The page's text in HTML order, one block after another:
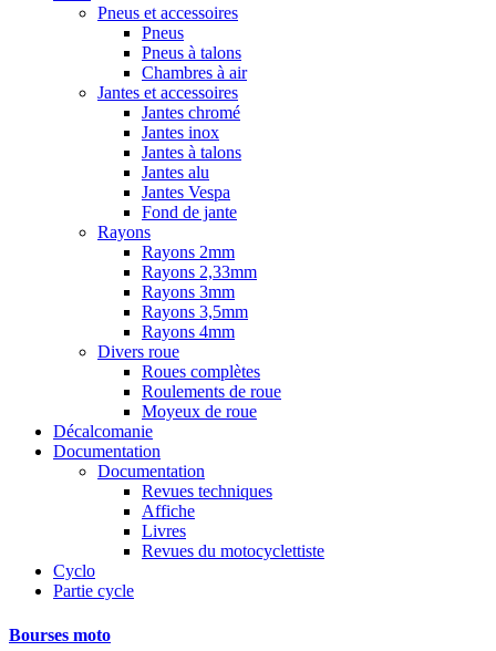
Pneus et accessoires
Pneus
Pneus à talons
Chambres à air
Jantes et accessoires
Jantes chromé
Jantes inox
Jantes à talons
Jantes alu
Jantes Vespa
Fond de jante
Rayons
Rayons 2mm
Rayons 2,33mm
Rayons 3mm
Rayons 3,5mm
Rayons 4mm
Divers roue
Roues complètes
Roulements de roue
Moyeux de roue
Décalcomanie
Documentation
Documentation
Revues techniques
Affiche
Livres
Revues du motocyclettiste
Cyclo
Partie cycle
Bourses moto